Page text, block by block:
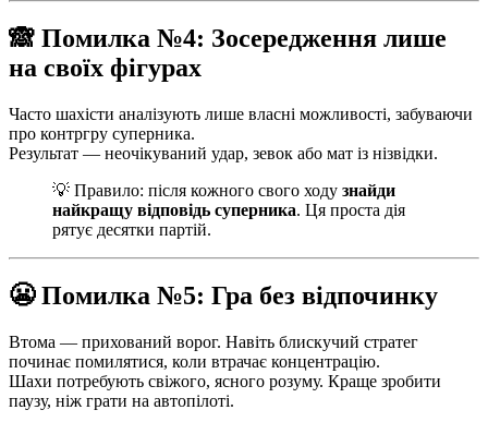
🙈 Помилка №4: Зосередження лише
на своїх фігурах
Часто шахісти аналізують лише власні можливості, забуваючи
про контргру суперника.
Результат — неочікуваний удар, зевок або мат із нізвідки.
💡 Правило: після кожного свого ходу знайди
найкращу відповідь суперника. Ця проста дія
рятує десятки партій.
😬 Помилка №5: Гра без відпочинку
Втома — прихований ворог. Навіть блискучий стратег
починає помилятися, коли втрачає концентрацію.
Шахи потребують свіжого, ясного розуму. Краще зробити
паузу, ніж грати на автопілоті.